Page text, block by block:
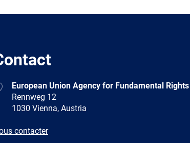
European Union Agency for Fundamental Rights
Rennweg 12
1030 Vienna, Austria
contacter